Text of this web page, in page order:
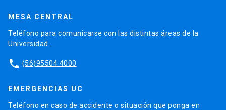
MESA CENTRAL
Teléfono para comunicarse con las distintas áreas de la
Universidad.
phone (56)95504 4000
EMERGENCIAS UC
Teléfono en caso de accidente o situación que ponga en